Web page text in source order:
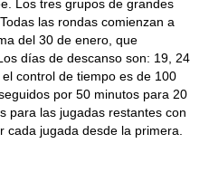
. Los tres grupos de grandes
las rondas comienzan a
del 30 de enero, que
días de descanso son: 19, 24
el control de tiempo es de 100
por 50 minutos para 20
para las jugadas restantes con
jugada desde la primera.